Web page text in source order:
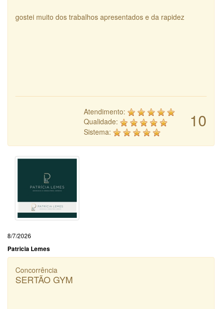
gostei muito dos trabalhos apresentados e da rapidez
10
Atendimento:
Qualidade:
Sistema:
8/7/2026
Patricia Lemes
Concorrência
SERTÃO GYM